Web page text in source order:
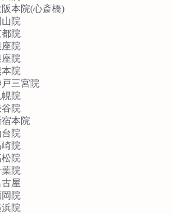
本院(心斎橋)
院
院
院
院
院
三宮院
院
院
本院
院
院
院
院
屋
院
院